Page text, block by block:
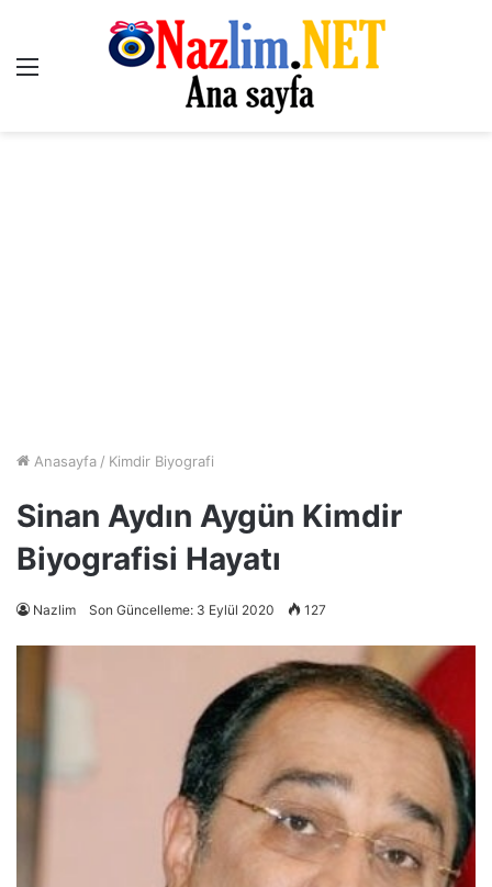
Menü
Anasayfa / Kimdir Biyografi
Sinan Aydın Aygün Kimdir
Biyografisi Hayatı
Nazlim Son Güncelleme: 3 Eylül 2020 127